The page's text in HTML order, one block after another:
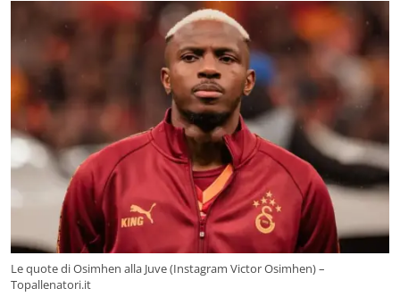
Le quote di Osimhen alla Juve (Instagram Victor Osimhen) –
Topallenatori.it